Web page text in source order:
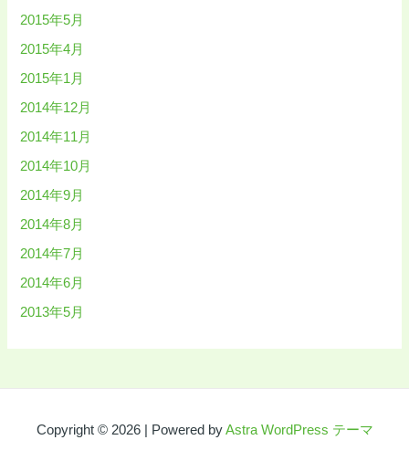
2015年5月
2015年4月
2015年1月
2014年12月
2014年11月
2014年10月
2014年9月
2014年8月
2014年7月
2014年6月
2013年5月
Copyright © 2026 | Powered byAstra WordPress テーマ